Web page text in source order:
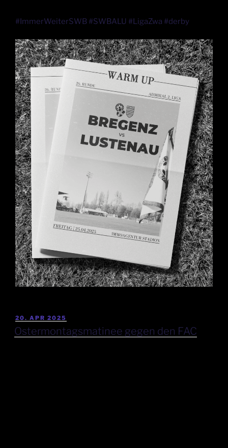
#ImmerWeiterSWB #SWBALU #LigaZwa #derby
20. APR 2025
Ostermontagsmatinee gegen den FAC